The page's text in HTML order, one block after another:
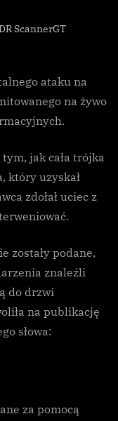
ScannerGT
ataku na
na żywo
jak cała trójka
który uzyskał
zdołał uciec z
zostały podane,
znaleźli
do drzwi
na publikację
słowa:
za pomocą